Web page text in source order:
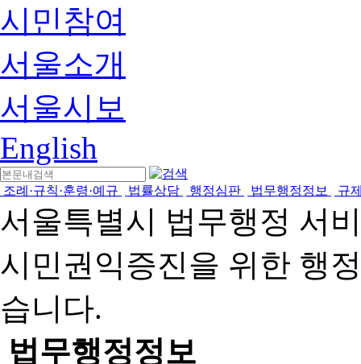
시민참여
서울소개
서울시보
English
조례·규칙·훈령·예규 법률상담 행정심판 법무행정정보 규
서울특별시 법무행정 서
시민권익증진을 위한 행
습니다.
법무행정정보